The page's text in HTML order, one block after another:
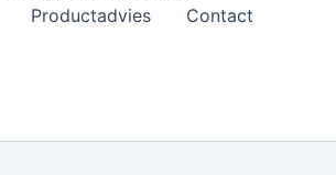
Productadvies
Contact